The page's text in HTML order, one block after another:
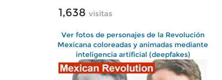
1,638 visitas
Ver fotos de personajes de la Revolución
Mexicana coloreadas y animadas mediante
inteligencia artificial (deepfakes)